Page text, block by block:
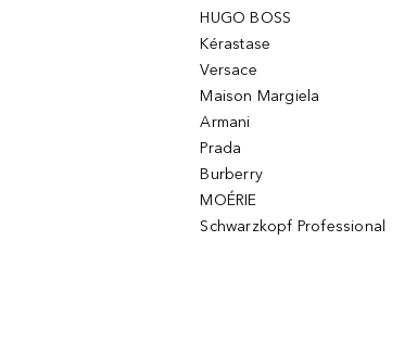
HUGO BOSS
Kérastase
Versace
Maison Margiela
Armani
Prada
Burberry
MOÉRIE
Schwarzkopf Professional